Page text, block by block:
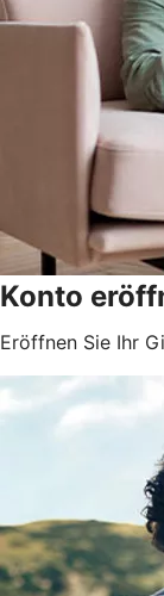
Konto
Eröffnen Sie Ihr